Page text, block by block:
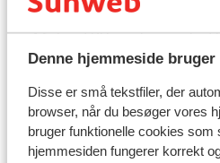
Denne hjemmeside bruger
Disse er små tekstfiler, der
browser, når du besøger vores
bruger funktionelle cookies som
hjemmesiden fungerer korrekt
Afstand til skipiste ca. 600
Afstand til busstoppested
mod forevisning af liftkort)
Afstand til skilift ca. 600
Afstand til nærmeste
Afstand til nærmeste kiosk
Nærmeste restaurant ca.